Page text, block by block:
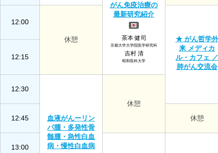
がん免疫治療の
最新研究紹介
茶本 健司
京都大学大学院医学研究科
吉村 清
昭和医科大学
12:00
休憩
★ がん哲学外
来 メディカ
ル・カフェ ／
肺がん交流会
12:15
12:30
血液がんーリン
パ腫・多発性骨
髄腫・急性白血
病・慢性白血病
休憩
12:45
休憩
13:00